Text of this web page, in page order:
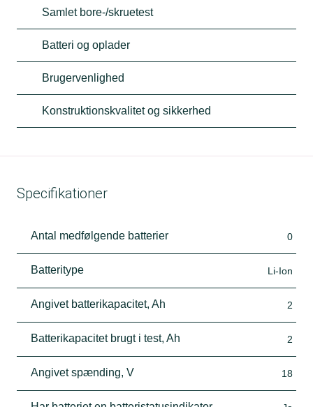
Samlet bore-/skruetest
Batteri og oplader
Brugervenlighed
Konstruktionskvalitet og sikkerhed
Specifikationer
Antal medfølgende batterier 0
Batteritype Li-Ion
Angivet batterikapacitet, Ah 2
Batterikapacitet brugt i test, Ah 2
Angivet spænding, V 18